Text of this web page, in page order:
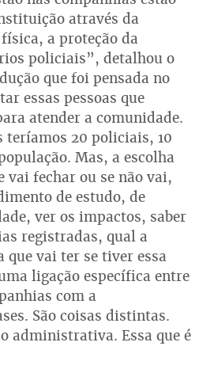
através da
a proteção da
policiais”, detalhou o
que foi pensada no
essas pessoas que
atender a comunidade.
teríamos 20 policiais, 10
Mas, a escolha
vai fechar ou se não vai,
de estudo, de
ver os impactos, saber
registradas, qual a
que vai ter se tiver essa
ligação específica entre
com a
São coisas distintas.
administrativa. Essa que é